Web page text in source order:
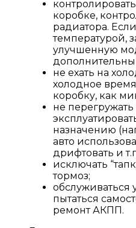
коробке,
радиатора.
температурой,
улучшенную
не ехать на
холодное
коробку, как
не
назначению
авто
дрифтовать и
исключать
тормоз;
обслуживаться
пытаться
ремонт АКПП.